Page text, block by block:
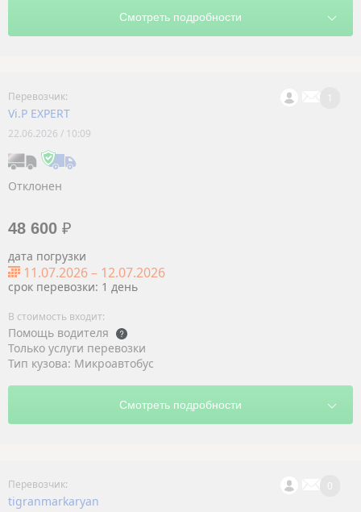
Vi.P EXPERT
22.06.2026 / 10:09
Отклонен
48 600 ₽
дата погрузки
11.07.2026– 12.07.2026
срок перевозки: 1 день
Помощь водителя
Только услуги перевозки
Тип кузова: Микроавтобус
1
tigranmarkaryan
0